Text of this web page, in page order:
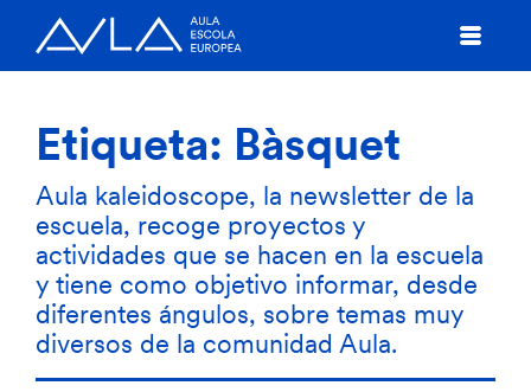
Etiqueta: Bàsquet
Aula kaleidoscope, la newsletter de la
escuela, recoge proyectos y
actividades que se hacen en la escuela
y tiene como objetivo informar, desde
diferentes ángulos, sobre temas muy
diversos de la comunidad Aula.